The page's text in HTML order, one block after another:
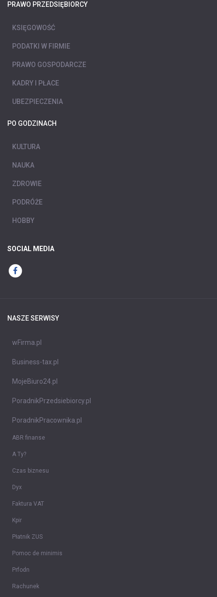
PRAWO PRZEDSIĘBIORCY
KSIĘGOWOŚĆ
PODATKI W FIRMIE
PRAWO GOSPODARCZE
KADRY I PŁACE
UBEZPIECZENIA
PO GODZINACH
KULTURA
NAUKA
ZDROWIE
PODRÓŻE
HOBBY
SOCIAL MEDIA
NASZE SERWISY
wFirma.pl
Business-tax.pl
MojeBiuro24.pl
PoradnikPrzedsiebiorcy.pl
PoradnikPracownika.pl
ABR finanse
A Ty?
Czas biznesu
Dyx
Faktura VAT
Kpir
Płatnik ZUS
Pomoc de minimis
Prfodn
Rachunek